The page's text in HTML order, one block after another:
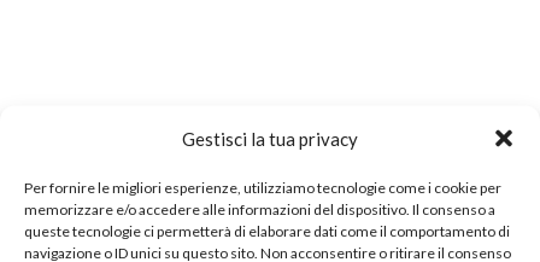
Gestisci la tua privacy
Per fornire le migliori esperienze, utilizziamo tecnologie come i cookie per
memorizzare e/o accedere alle informazioni del dispositivo. Il consenso a
queste tecnologie ci permetterà di elaborare dati come il comportamento di
navigazione o ID unici su questo sito. Non acconsentire o ritirare il consenso